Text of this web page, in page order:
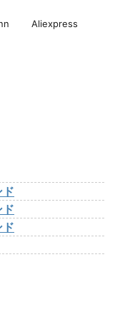
Aliexpress